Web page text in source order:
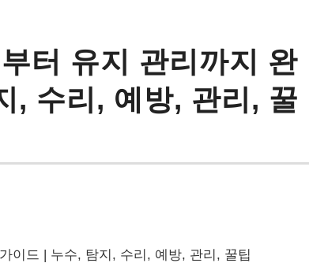
터 유지 관리까지 완
, 수리, 예방, 관리, 꿀
이드 | 누수, 탐지, 수리, 예방, 관리, 꿀팁